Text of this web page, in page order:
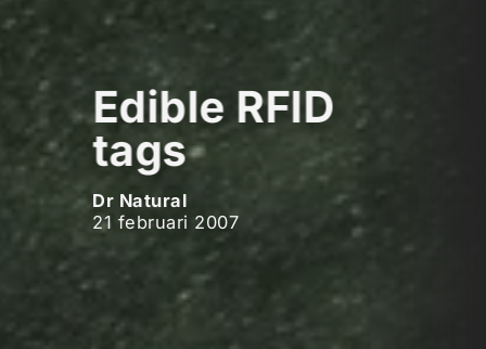
Edible RFID
tags
Dr Natural
21 februari 2007